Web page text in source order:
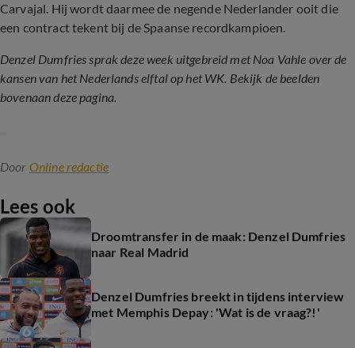
Carvajal. Hij wordt daarmee de negende Nederlander ooit die
een contract tekent bij de Spaanse recordkampioen.
Denzel Dumfries sprak deze week uitgebreid met Noa Vahle over de
kansen van het Nederlands elftal op het WK. Bekijk de beelden
bovenaan deze pagina.
Door Online redactie
Lees ook
Droomtransfer in de maak: Denzel Dumfries
naar Real Madrid
Denzel Dumfries breekt in tijdens interview
met Memphis Depay: 'Wat is de vraag?!'